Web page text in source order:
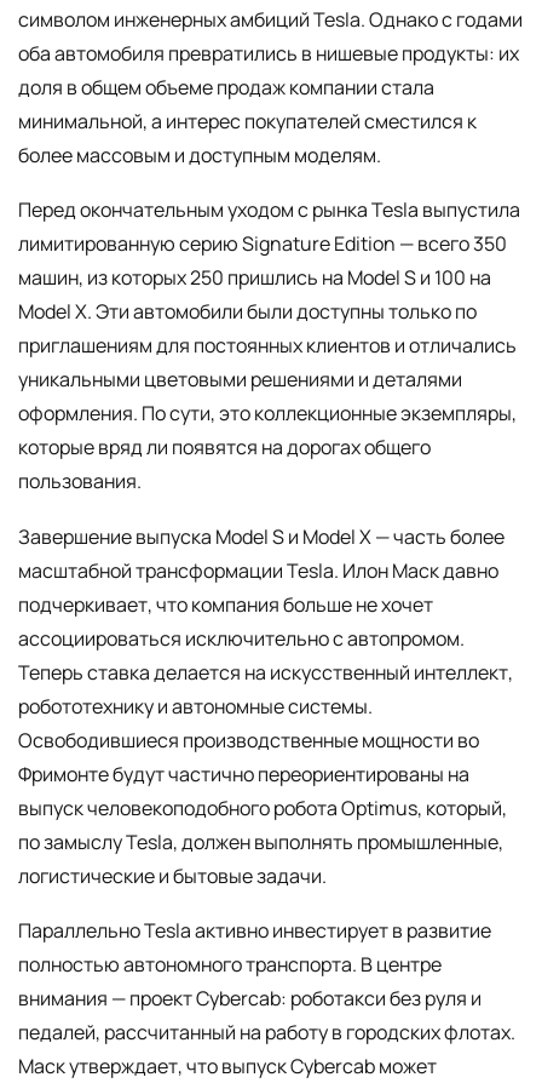
символом инженерных амбиций Tesla. Однако с годами
оба автомобиля превратились в нишевые продукты: их
доля в общем объеме продаж компании стала
минимальной, а интерес покупателей сместился к
более массовым и доступным моделям.
Перед окончательным уходом с рынка Tesla выпустила
лимитированную серию Signature Edition — всего 350
машин, из которых 250 пришлись на Model S и 100 на
Model X. Эти автомобили были доступны только по
приглашениям для постоянных клиентов и отличались
уникальными цветовыми решениями и деталями
оформления. По сути, это коллекционные экземпляры,
которые вряд ли появятся на дорогах общего
пользования.
Завершение выпуска Model S и Model X — часть более
масштабной трансформации Tesla. Илон Маск давно
подчеркивает, что компания больше не хочет
ассоциироваться исключительно с автопромом.
Теперь ставка делается на искусственный интеллект,
робототехнику и автономные системы.
Освободившиеся производственные мощности во
Фримонте будут частично переориентированы на
выпуск человекоподобного робота Optimus, который,
по замыслу Tesla, должен выполнять промышленные,
логистические и бытовые задачи.
Параллельно Tesla активно инвестирует в развитие
полностью автономного транспорта. В центре
внимания — проект Cybercab: роботакси без руля и
педалей, рассчитанный на работу в городских флотах.
Маск утверждает, что выпуск Cybercab может